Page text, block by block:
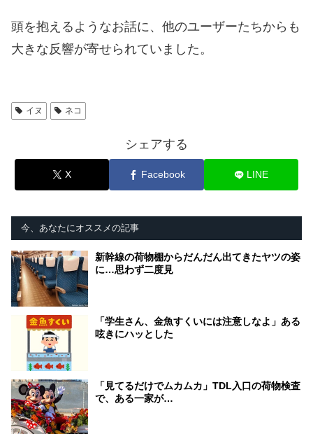
頭を抱えるようなお話に、他のユーザーたちからも
大きな反響が寄せられていました。
イヌ ネコ
シェアする
X Facebook LINE
今、あなたにオススメの記事
新幹線の荷物棚からだんだん出てきたヤツの姿
に…思わず二度見
「学生さん、金魚すくいには注意しなよ」ある
呟きにハッとした
「見てるだけでムカムカ」TDL入口の荷物検査
で、ある一家が…